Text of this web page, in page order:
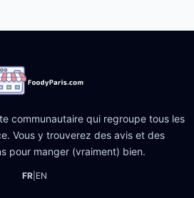
communautaire qui regroupe tous les
Vous y trouverez des avis et des
pour manger (vraiment) bien.
FR| EN